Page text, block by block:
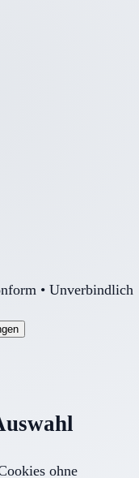
• Unverbindlich
ohne